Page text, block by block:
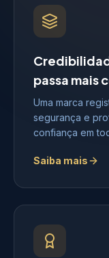
passa mais
Uma marca
segurança e
confiança em
Saiba mais